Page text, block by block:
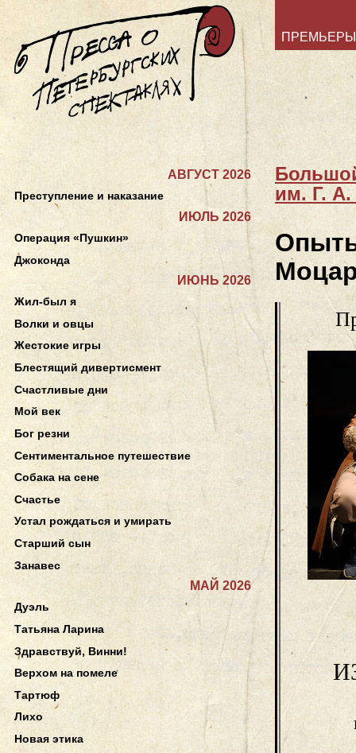
ПРЕМЬЕРЫ
им. Г. А.
АВГУСТ 2026
Преступление и наказание
ИЮЛЬ 2026
Операция «Пушкин»
Джоконда
ИЮНЬ 2026
Жил-был я
Волки и овцы
Жестокие игры
Блестящий дивертисмент
Счастливые дни
Мой век
Бог резни
Сентиментальное путешествие
Собака на сене
Счастье
Устал рождаться и умирать
Старший сын
Занавес
МАЙ 2026
Дуэль
Татьяна Ларина
Здравствуй, Винни!
Верхом на помеле
Тартюф
Лихо
Новая этика